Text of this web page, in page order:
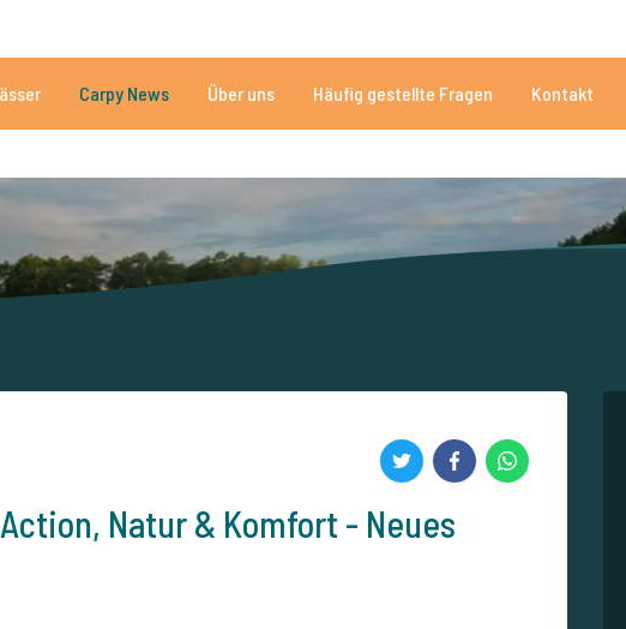
Carpy News Über uns Häufig gestellte Fragen Kontakt
Natur & Komfort - Neues